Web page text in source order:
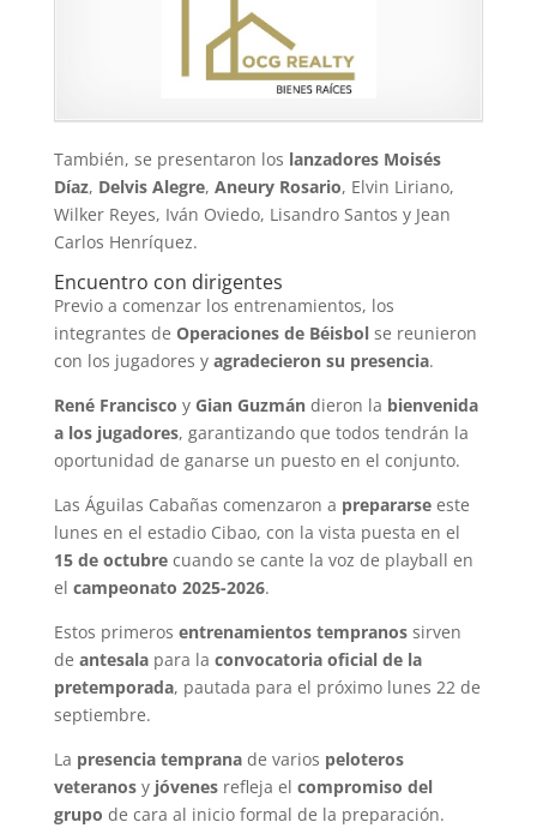
También, se presentaron los lanzadores Moisés
Díaz, Delvis Alegre, Aneury Rosario, Elvin Liriano,
Wilker Reyes, Iván Oviedo, Lisandro Santos y Jean
Carlos Henríquez.
Encuentro con dirigentes
Previo a comenzar los entrenamientos, los
integrantes de Operaciones de Béisbolse reunieron
con los jugadores y agradecieron su presencia.
René Francisco y Gian Guzmándieron la bienvenida
a los jugadores, garantizando que todos tendrán la
oportunidad de ganarse un puesto en el conjunto.
Las Águilas Cabañas comenzaron a prepararseeste
lunes en el estadio Cibao, con la vista puesta en el
15 de octubrecuando se cante la voz de playball en
el campeonato 2025-2026.
Estos primeros entrenamientos tempranossirven
de antesalapara la convocatoria oficial de la
pretemporada, pautada para el próximo lunes 22 de
septiembre.
La presencia tempranade varios peloteros
veteranosy jóvenesrefleja el compromiso del
grupo de cara al inicio formal de la preparación.